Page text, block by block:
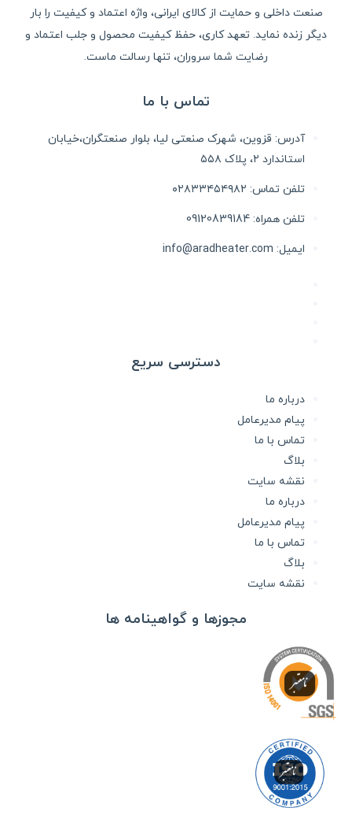
صنعت داخلی و حمایت از کالای ایرانی، واژه اعتماد و کیفیت را بار
دیگر زنده نماید. تعهد کاری، حفظ کیفیت محصول و جلب اعتماد و
رضایت شما سروران، تنها رسالت ماست.
تماس با ما
آدرس: قزوین، شهرک صنعتی لیا، بلوار صنعتگران،خیابان
استاندارد ۲، پلاک ۵۵۸
تلفن تماس: ۰۲۸۳۳۴۵۴۹۸۲
تلفن همراه: 09120839184
ایمیل: info@aradheater.com
دسترسی سریع
درباره ما
پیام مدیرعامل
تماس با ما
بلاگ
نقشه سایت
درباره ما
پیام مدیرعامل
تماس با ما
بلاگ
نقشه سایت
مجوزها و گواهینامه ها